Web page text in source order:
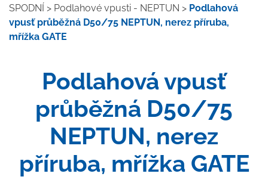
SPODNÍ > Podlahové vpusti - NEPTUN > Podlahová
vpusť průběžná D50/75 NEPTUN, nerez příruba,
mřížka GATE
Podlahová vpusť
průběžná D50/75
NEPTUN, nerez
příruba, mřížka GATE